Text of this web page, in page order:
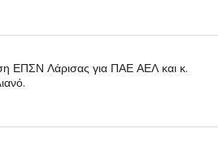
ΕΠΣΝ Λάρισας για ΠΑΕ ΑΕΛ και κ.